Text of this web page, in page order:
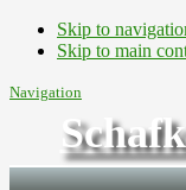
Skip to
Skip to main
Navigation